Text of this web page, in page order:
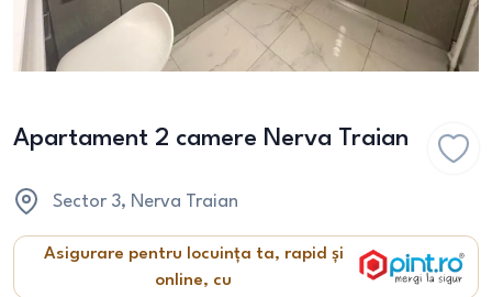
Apartament 2 camere Nerva Traian
Sector 3, Nerva Traian
Asigurare pentru locuința ta, rapid și
online, cu